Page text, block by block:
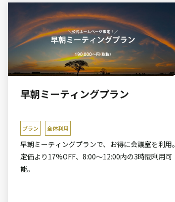
早朝ミーティングプラン
プラン 全体利用
早朝ミーティングプランで、お得に会議室を利用。
定価より17%OFF、8:00～12:00内の3時間利用可
能。